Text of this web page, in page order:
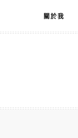
主
關於我